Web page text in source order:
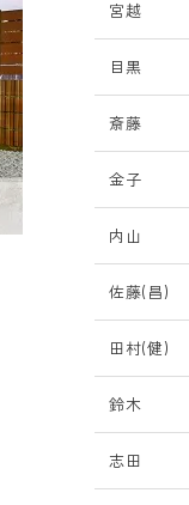
宮越
目黒
斎藤
金子
内山
佐藤(昌)
田村(健)
鈴木
志田